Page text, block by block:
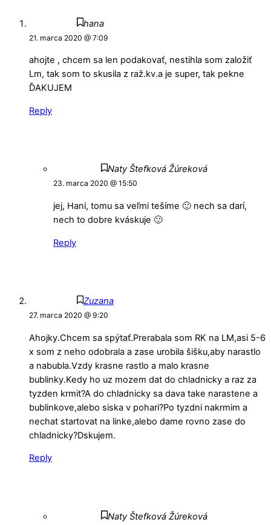
hana
21. marca 2020 @ 7:09
ahojte , chcem sa len podakovať, nestihla som založiť
Lm, tak som to skusila z raž.kv.a je super, tak pekne
ĎAKUJEM
Reply
Naty Štefková Žúreková
23. marca 2020 @ 15:50
jej, Hani, tomu sa veľmi tešíme 🙂 nech sa darí,
nech to dobre kváskuje 🙂
Reply
Zuzana
27. marca 2020 @ 9:20
Ahojky.Chcem sa spýtať.Prerabala som RK na LM,asi 5-6
x som z neho odobrala a zase urobila šišku,aby narastlo
a nabubla.Vzdy krasne rastlo a malo krasne
bublinky.Kedy ho uz mozem dat do chladnicky a raz za
tyzden krmit?A do chladnicky sa dava take narastene a
bublinkove,alebo siska v pohari?Po tyzdni nakrmim a
nechat startovat na linke,alebo dame rovno zase do
chladnicky?Dskujem.
Reply
Naty Štefková Žúreková